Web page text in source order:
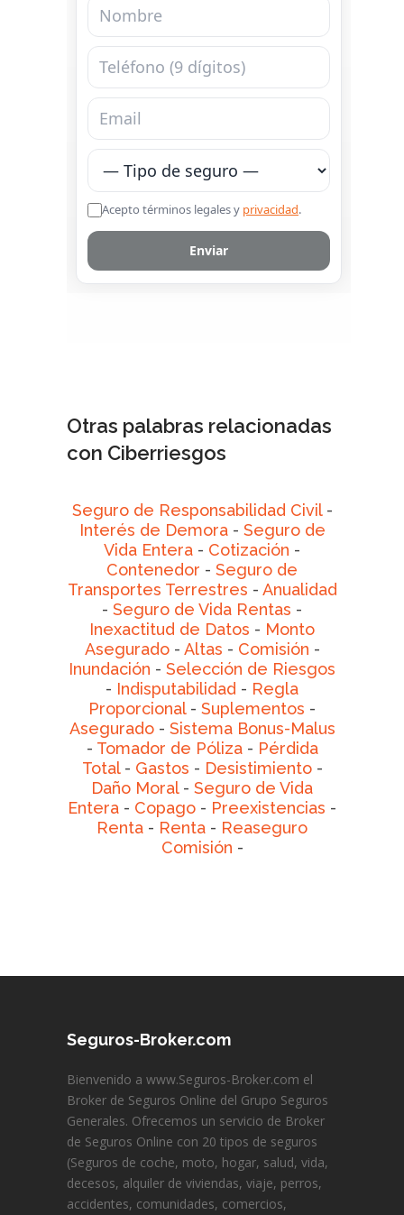
Otras palabras relacionadas
con Ciberriesgos
Seguro de Responsabilidad Civil-
Interés de Demora- Seguro de
Vida Entera - Cotización -
Contenedor - Seguro de
Transportes Terrestres - Anualidad
- Seguro de Vida Rentas -
Inexactitud de Datos - Monto
Asegurado- Altas - Comisión -
Inundación - Selección de Riesgos
- Indisputabilidad - Regla
Proporcional- Suplementos -
Asegurado- Sistema Bonus-Malus
- Tomador de Póliza- Pérdida
Total- Gastos - Desistimiento-
Daño Moral- Seguro de Vida
Entera - Copago - Preexistencias -
Renta - Renta - Reaseguro
Comisión -
Seguros-Broker.com
Bienvenido a www.Seguros-Broker.com el
Broker de Seguros Online del Grupo Seguros
Generales. Ofrecemos un servicio de Broker
de Seguros Online con 20 tipos de seguros
(Seguros de coche, moto, hogar, salud, vida,
decesos, alquiler de viviendas, viaje, perros,
accidentes, comunidades, comercios,